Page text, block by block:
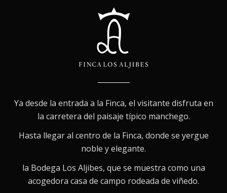
Ya desde la entrada a la Finca, el visitante disfruta en
la carretera del paisaje típico manchego.
Hasta llegar al centro de la Finca, donde se yergue
noble y elegante.
la Bodega Los Aljibes, que se muestra como una
acogedora casa de campo rodeada de viñedo.